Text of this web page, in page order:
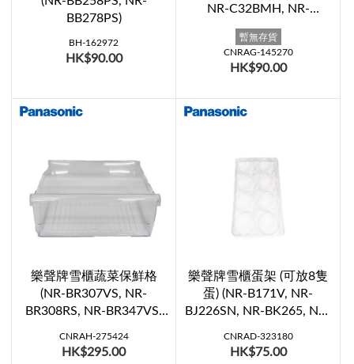
BB278PS)
BH-162972
HK$90.00
NR-C32BMH, NR-
C373MH, NR-C373MX,
NR-C376MH, NR-
C376MX, NR-C37BMH,
NR-D471NC, NR-E411AH,
NR-F461AH, NR-F461AX,
NR-F500TX)
暫無存貨
CNRAG-145270
HK$90.00
樂聲牌雪櫃蔬菜保鮮格
(NR-BR307VS, NR-
BR308RS, NR-BR347VS,
BU303, NR-BU343)
CNRAH-275424
HK$295.00
樂聲牌雪櫃蛋架 (可放8隻
蛋) (NR-B171V, NR-
BJ226SN, NR-BK265, NR-
BK306, NR-BK345, NR-
CNRAD-323180
HK$75.00